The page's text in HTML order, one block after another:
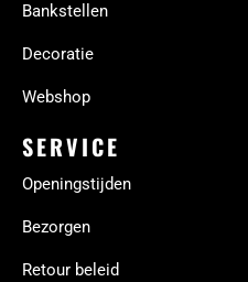
Bankstellen
Decoratie
Webshop
SERVICE
Openingstijden
Bezorgen
Retour beleid